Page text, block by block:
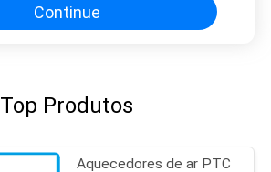
Continue
Top Produtos
Aquecedores de ar PTC